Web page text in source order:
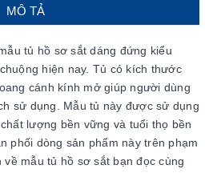
MÔ TẢ
tủ hồ sơ sắt dáng đứng kiểu
hiện nay. Tủ có kích thước
cánh kính mở giúp người dùng
sử dụng. Mẫu tủ này được sử dụng
lượng bền vững và tuổi thọ bền
phối dòng sản phẩm này trên phạm
mẫu tủ hồ sơ sắt bạn đọc cùng